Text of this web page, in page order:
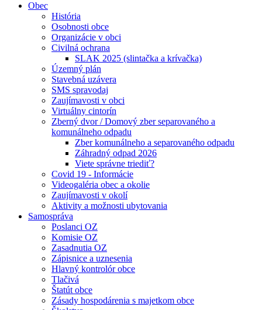
Obec
História
Osobnosti obce
Organizácie v obci
Civilná ochrana
SLAK 2025 (slintačka a krívačka)
Územný plán
Stavebná uzávera
SMS spravodaj
Zaujímavosti v obci
Virtuálny cintorín
Zberný dvor / Domový zber separovaného a
komunálneho odpadu
Zber komunálneho a separovaného odpadu
Záhradný odpad 2026
Viete správne triediť?
Covid 19 - Informácie
Videogaléria obec a okolie
Zaujímavosti v okolí
Aktivity a možnosti ubytovania
Samospráva
Poslanci OZ
Komisie OZ
Zasadnutia OZ
Zápisnice a uznesenia
Hlavný kontrolór obce
Tlačivá
Štatút obce
Zásady hospodárenia s majetkom obce